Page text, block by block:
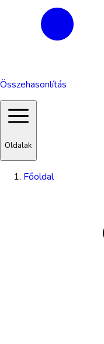
Összehasonlítás
Oldalak
Főoldal